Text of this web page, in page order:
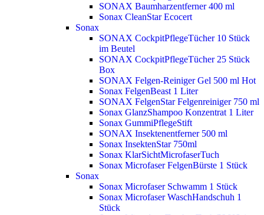
SONAX Baumharzentferner 400 ml
Sonax CleanStar Ecocert
Sonax
SONAX CockpitPflegeTücher 10 Stück
im Beutel
SONAX CockpitPflegeTücher 25 Stück
Box
SONAX Felgen-Reiniger Gel 500 ml Hot
Sonax FelgenBeast 1 Liter
SONAX FelgenStar Felgenreiniger 750 ml
Sonax GlanzShampoo Konzentrat 1 Liter
Sonax GummiPflegeStift
SONAX Insektenentferner 500 ml
Sonax InsektenStar 750ml
Sonax KlarSichtMicrofaserTuch
Sonax Microfaser FelgenBürste 1 Stück
Sonax
Sonax Microfaser Schwamm 1 Stück
Sonax Microfaser WaschHandschuh 1
Stück